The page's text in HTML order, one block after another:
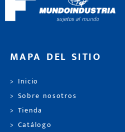
MAPA DEL SITIO
> Inicio
> Sobre nosotros
> Tienda
> Catálogo